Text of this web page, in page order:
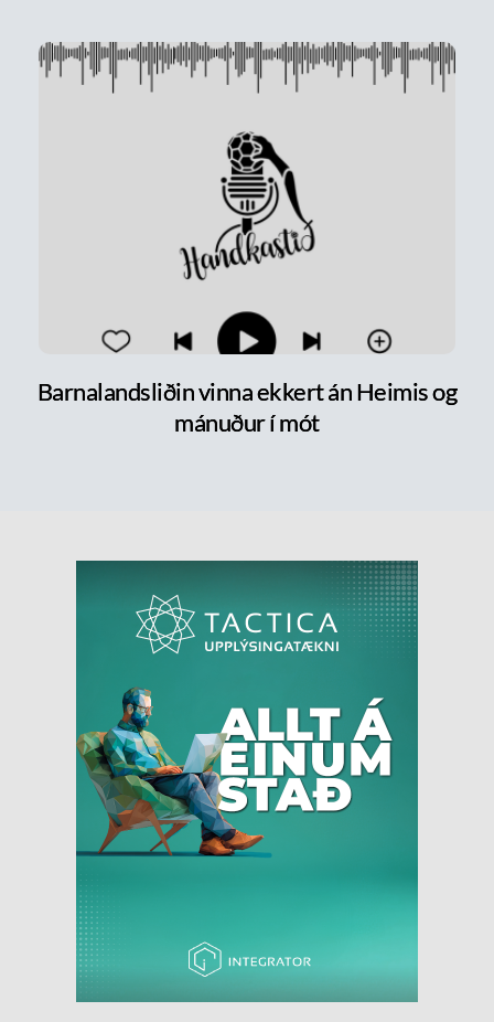
Barnalandsliðin vinna ekkert án Heimis og
mánuður í mót